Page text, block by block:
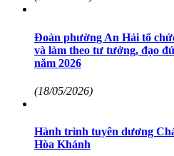
Đoàn phường An Hải tổ
và làm theo tư tưởng, đạo
năm 2026
(18/05/2026)
Hành trình tuyên dương
Hòa Khánh